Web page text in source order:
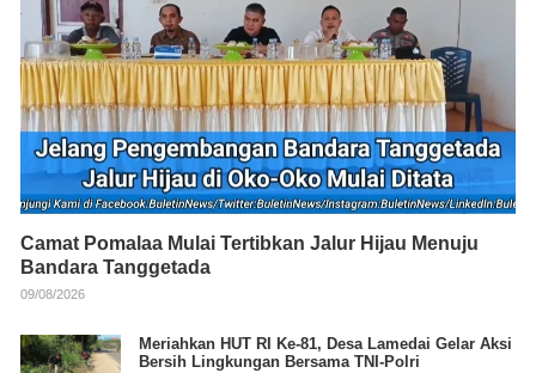
Camat Pomalaa Mulai Tertibkan Jalur Hijau Menuju
Bandara Tanggetada
09/08/2026
Meriahkan HUT RI Ke-81, Desa Lamedai Gelar Aksi
Bersih Lingkungan Bersama TNI-Polri